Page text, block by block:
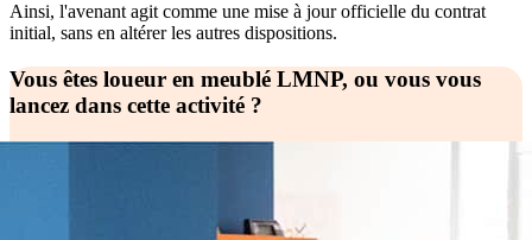
Ainsi, l'avenant agit comme une mise à jour officielle du contrat
initial, sans en altérer les autres dispositions.
Vous êtes loueur en meublé LMNP, ou vous vous
lancez dans cette activité ?